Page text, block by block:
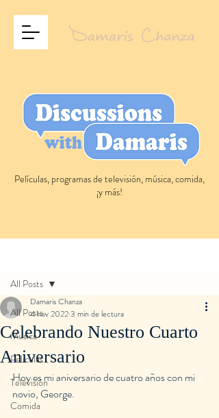
Películas, programas de televisión, música, comida,
¡y más!
All Posts
Musica
Peliculas
Televisión
Comida
All Posts
Celebrando Nuestro Cuarto
Aniversario
Damaris Chanza
4 nov 20223 min de lectura
Hoy es mi aniversario de cuatro años con mi
novio, George.